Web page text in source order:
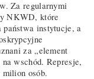
Za regularnymi
NKWD, które
państwa instytucje, a
za „element
wschód. Represje,
milion osób.